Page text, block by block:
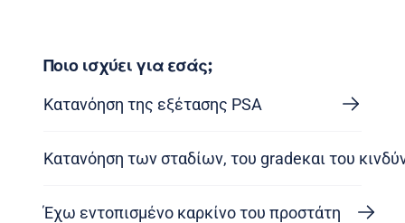
Ποιο ισχύει για εσάς;
Κατανόηση της εξέτασης PSA
Κατανόηση των σταδίων, του gradeκαι του
Έχω εντοπισμένο καρκίνο του προστάτη